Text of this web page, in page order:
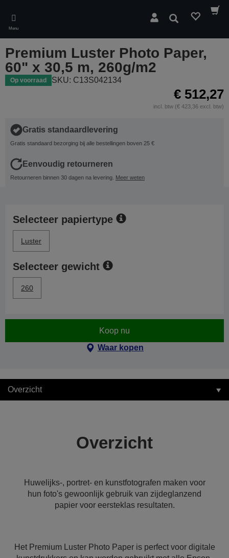
main
content
Menu
Zoeken
Premium Luster Photo Paper,
60" x 30,5 m, 260g/m2
Op voorraad SKU: C13S042134
€ 512,27
incl. btw (€ 423,36 excl. btw)
Gratis standaardlevering
Gratis standaard bezorging bij alle bestellingen boven 25 €
Eenvoudig retourneren
Retourneren binnen 30 dagen na levering. Meer weten
Selecteer papiertype
Luster
Selecteer gewicht
260
Koop nu
Waar kopen
Overzicht
Overzicht
Huwelijks-, portret- en kunstfotografen maken voor
hun foto's gewoonlijk gebruik van zijdeglanzend
papier voor eersteklas resultaten.
Het Premium Luster Photo Paper is perfect voor digitale